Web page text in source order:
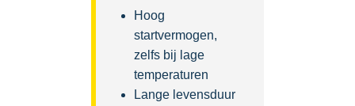
Hoog
startvermogen,
zelfs bij lage
temperaturen
Lange levensduur